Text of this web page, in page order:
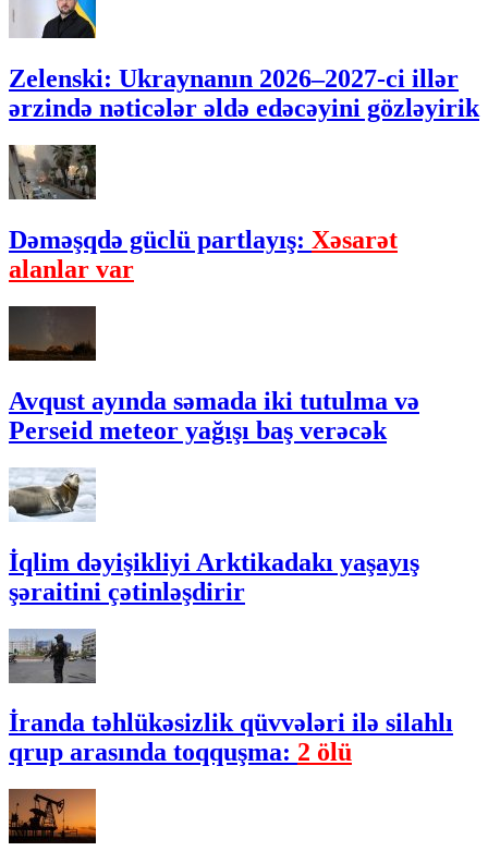
Zelenski: Ukraynanın 2026–2027-ci illər
ərzində nəticələr əldə edəcəyini gözləyirik
Dəməşqdə güclü partlayış: Xəsarət
alanlar var
Avqust ayında səmada iki tutulma və
Perseid meteor yağışı baş verəcək
İqlim dəyişikliyi Arktikadakı yaşayış
şəraitini çətinləşdirir
İranda təhlükəsizlik qüvvələri ilə silahlı
qrup arasında toqquşma: 2 ölü